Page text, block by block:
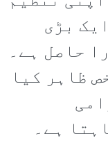
بڑی
حاصل ہے۔
ظاہر کیا
ہے۔